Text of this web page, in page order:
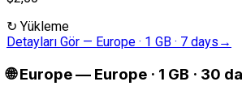
↻ Yükleme
Detayları Gör — Europe · 1 GB · 7 days →
🌐 Europe— Europe · 1 GB · 30